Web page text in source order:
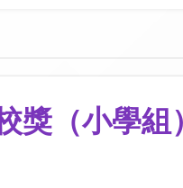
（小學組